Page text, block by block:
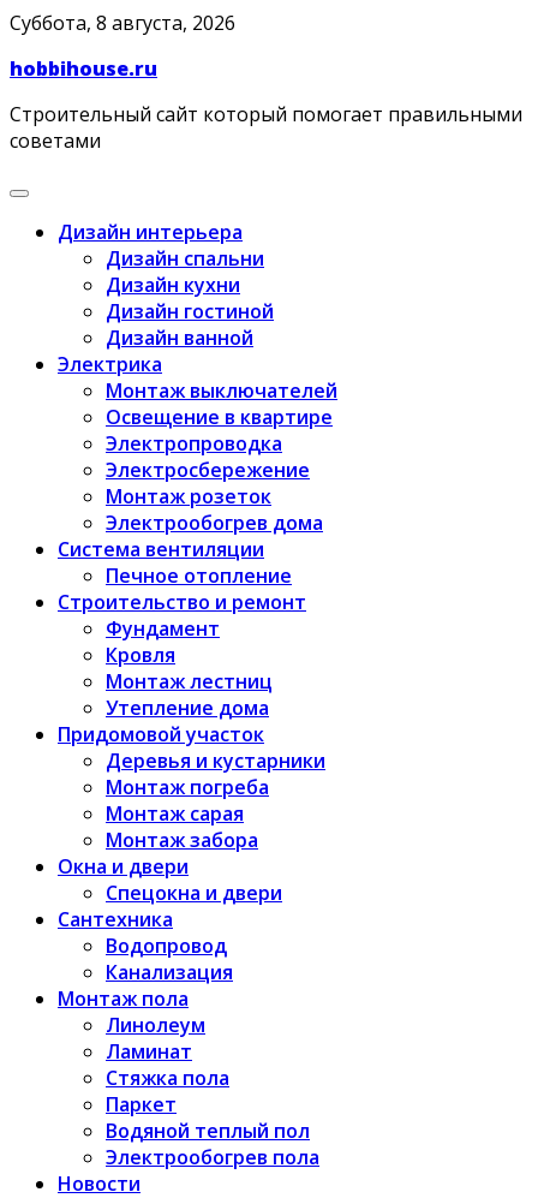
Skip
content
Суббота, 8 августа, 2026
hobbihouse.ru
Строительный сайт который помогает правильными
советами
Дизайн интерьера
Дизайн спальни
Дизайн кухни
Дизайн гостиной
Дизайн ванной
Электрика
Монтаж выключателей
Освещение в квартире
Электропроводка
Электросбережение
Монтаж розеток
Электрообогрев дома
Система вентиляции
Печное отопление
Строительство и ремонт
Фундамент
Кровля
Монтаж лестниц
Утепление дома
Придомовой участок
Деревья и кустарники
Монтаж погреба
Монтаж сарая
Монтаж забора
Окна и двери
Спецокна и двери
Сантехника
Водопровод
Канализация
Монтаж пола
Линолеум
Ламинат
Стяжка пола
Паркет
Водяной теплый пол
Электрообогрев пола
Новости